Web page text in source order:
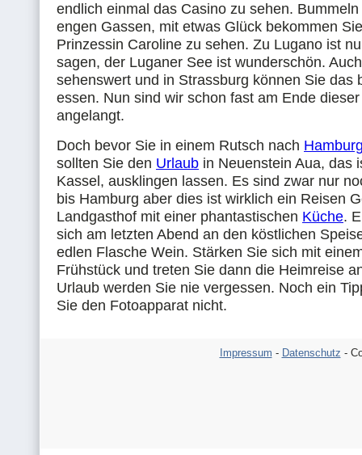
endlich einmal das Casino zu sehen.
engen Gassen, mit etwas Glück bekommen
Prinzessin Caroline zu sehen. Zu Lugano ist
sagen, der Luganer See ist wunderschön.
sehenswert und in Strassburg können Sie das
essen. Nun sind wir schon fast am Ende
angelangt.
Doch bevor Sie in einem Rutsch nach
sollten Sie den Urlaub in Neuenstein Aua, das
Kassel, ausklingen lassen. Es sind zwar nur
bis Hamburg aber dies ist wirklich ein Reisen
Landgasthof mit einer phantastischen Küche.
sich am letzten Abend an den köstlichen
edlen Flasche Wein. Stärken Sie sich mit
Frühstück und treten Sie dann die Heimreise
Urlaub werden Sie nie vergessen. Noch ein
Sie den Fotoapparat nicht.
Impressum - Datenschutz -